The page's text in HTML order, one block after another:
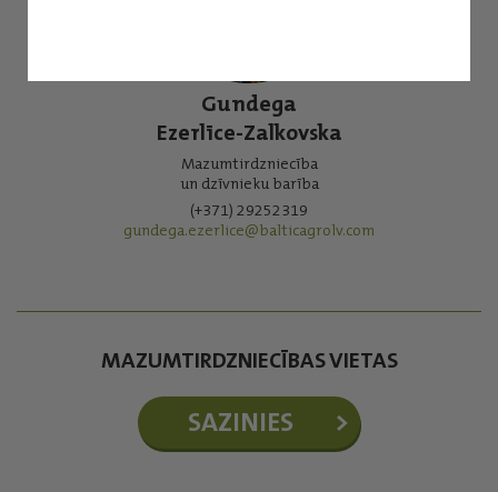
Gundega
Ezerlīce-Zalkovska
Mazumtirdzniecība
un dzīvnieku barība
(+371) 29252319
gundega.ezerlice@balticagrolv.com
MAZUMTIRDZNIECĪBAS VIETAS
SAZINIES